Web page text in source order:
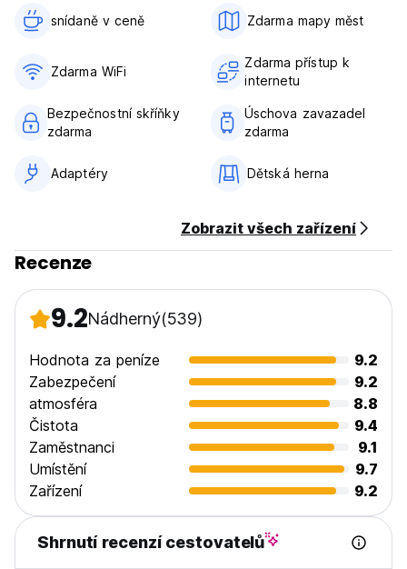
snídaně v ceně‎ Zdarma mapy měst
Zdarma WiFi
Zdarma přístup k
internetu
Bezpečnostní skříňky
zdarma
Úschova zavazadel
zdarma
Adaptéry Dětská herna
Zobrazit všech zařízení
Recenze
9.2Nádherný(539)
Hodnota za peníze
9.2
Zabezpečení
9.2
atmosféra
8.8
Čistota
9.4
Zaměstnanci
9.1
Umístění
9.7
Zařízení
9.2
Shrnutí recenzí cestovatelů